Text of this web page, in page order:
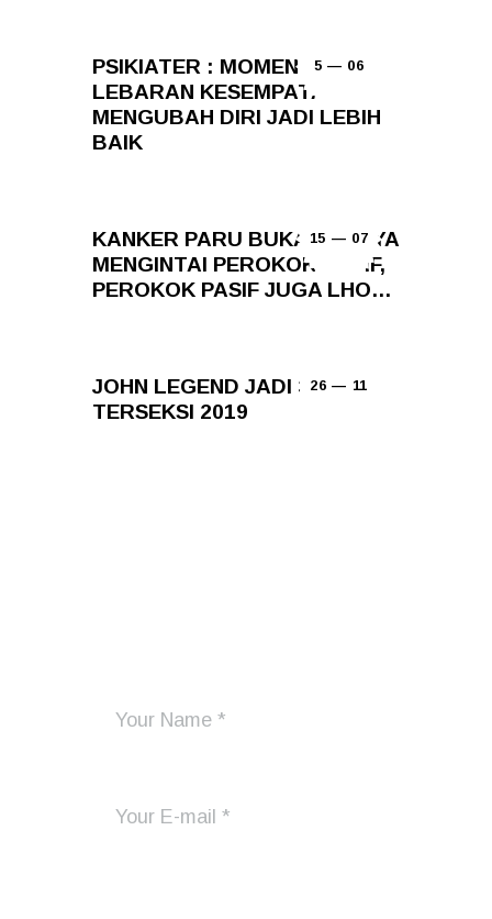
5 — 06
PSIKIATER : MOMEN
LEBARAN KESEMPATAN
MENGUBAH DIRI JADI LEBIH
BAIK
15 — 07
KANKER PARU BUKAN HANYA
MENGINTAI PEROKOK AKTIF,
PEROKOK PASIF JUGA LHO…
26 — 11
JOHN LEGEND JADI PRIA
TERSEKSI 2019